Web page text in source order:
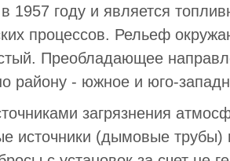
1957 году и является
процессов. Рельеф
Преобладающее
району - южное и юго-
загрязнения
источники (дымовые трубы)